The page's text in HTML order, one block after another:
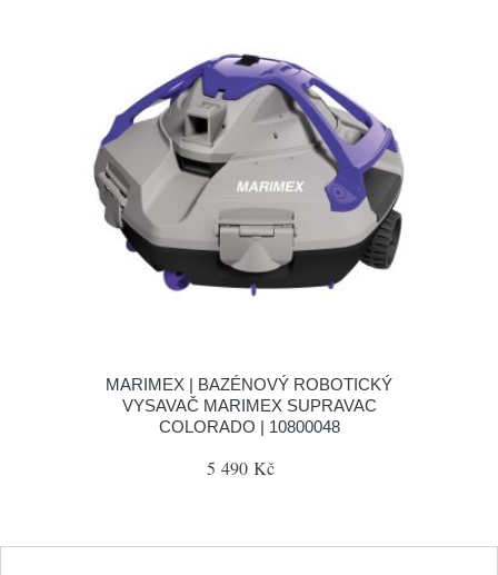
MARIMEX | BAZÉNOVÝ ROBOTICKÝ
VYSAVAČ MARIMEX SUPRAVAC
COLORADO | 10800048
5 490 Kč